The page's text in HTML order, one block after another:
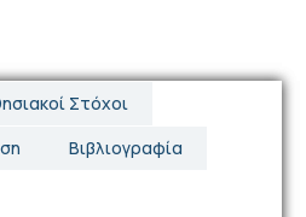
Στόχοι
Βιβλιογραφία